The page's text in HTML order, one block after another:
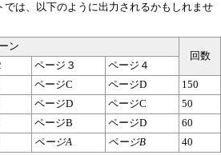
は、以下のように出力されるかもしれませ
ン
回数
ページ３
ページ４
ページC ページD
150
ページD ページC
50
ページB ページD
60
ページA ページB 40